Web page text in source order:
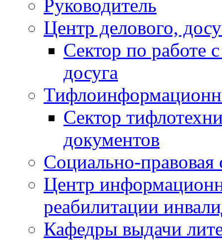
Руководитель
Центр делового,
Сектор по работе
досуга
Сектор
документов
Социально-правовая
Центр
реабилитации
Кафедры выдачи